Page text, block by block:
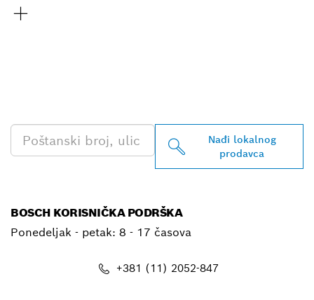
Nađi lokalnog
prodavca
BOSCH KORISNIČKA PODRŠKA
Ponedeljak - petak: 8 - 17 časova
+381 (11) 2052-847